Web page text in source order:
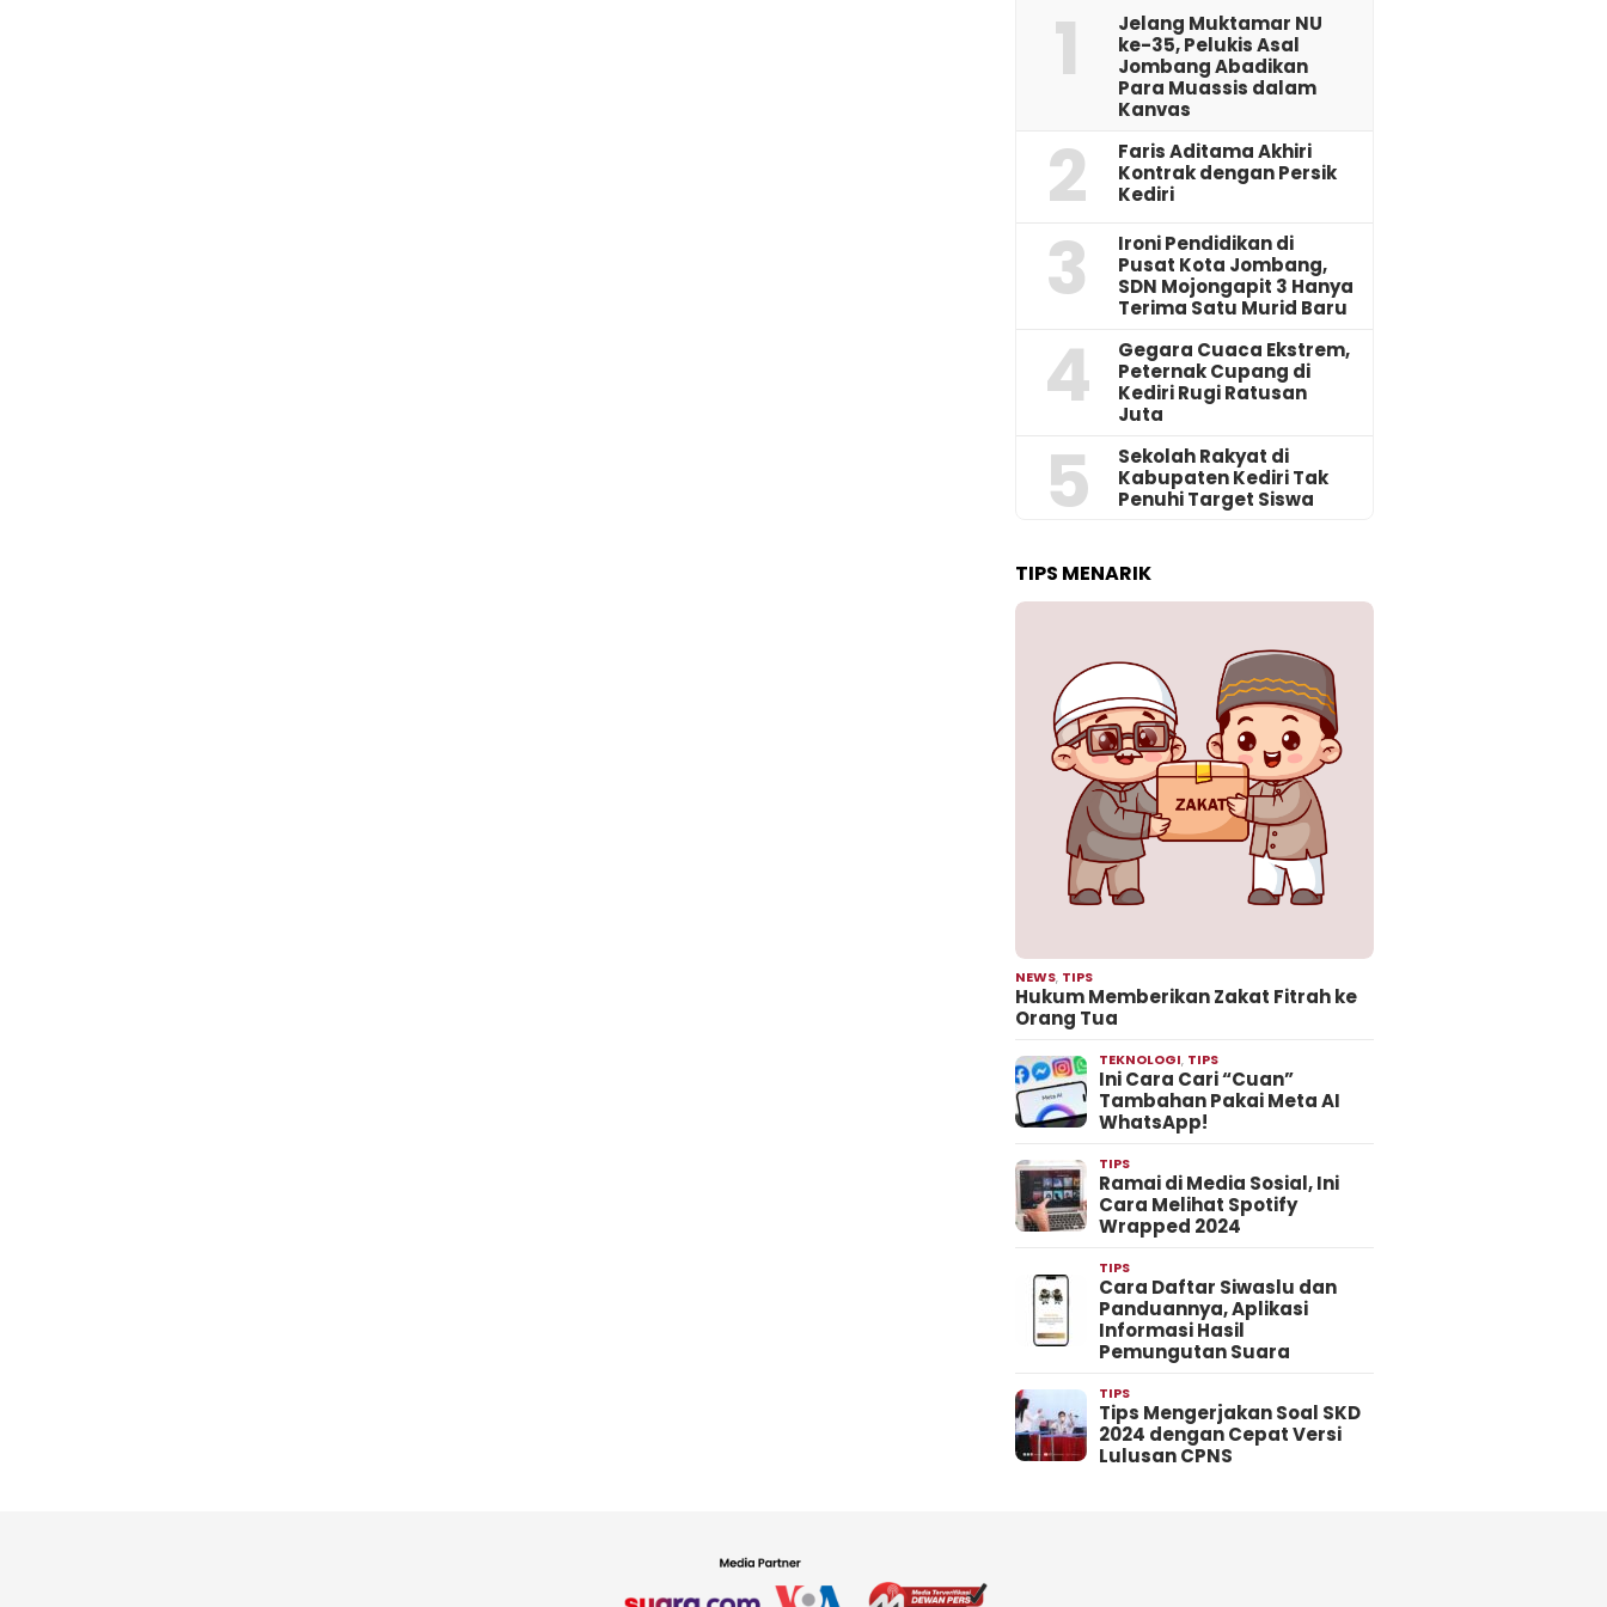
1
Jelang Muktamar NU
ke-35, Pelukis Asal
Jombang Abadikan
Para Muassis dalam
Kanvas
2
Faris Aditama Akhiri
Kontrak dengan Persik
Kediri
3
Ironi Pendidikan di
Pusat Kota Jombang,
SDN Mojongapit 3 Hanya
Terima Satu Murid Baru
4
‎Gegara Cuaca Ekstrem,
Peternak Cupang di
Kediri Rugi Ratusan
Juta
5
Sekolah Rakyat di
Kabupaten Kediri Tak
Penuhi Target Siswa
TIPS MENARIK
NEWS, TIPS
Hukum Memberikan Zakat Fitrah ke
Orang Tua
TEKNOLOGI, TIPS
Ini Cara Cari “Cuan”
Tambahan Pakai Meta AI
WhatsApp!
TIPS
Ramai di Media Sosial, Ini
Cara Melihat Spotify
Wrapped 2024
TIPS
Cara Daftar Siwaslu dan
Panduannya, Aplikasi
Informasi Hasil
Pemungutan Suara
TIPS
Tips Mengerjakan Soal SKD
2024 dengan Cepat Versi
Lulusan CPNS